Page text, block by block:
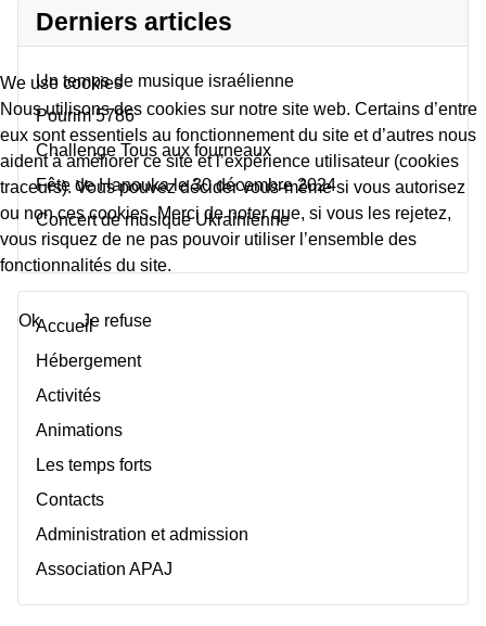
Accueil
Hébergement
Activités
Animations
Les temps forts
Contacts
Administration et admission
Association APAJ
Derniers articles
Un temps de musique israélienne
Pourim 5786
Challenge Tous aux fourneaux
Fête de Hanouka le 30 décembre 2024
Concert de musique Ukrainienne
We use cookies
Nous utilisons des cookies sur notre site web. Certains d’entre
eux sont essentiels au fonctionnement du site et d’autres nous
aident à améliorer ce site et l’expérience utilisateur (cookies
traceurs). Vous pouvez décider vous-même si vous autorisez
ou non ces cookies. Merci de noter que, si vous les rejetez,
vous risquez de ne pas pouvoir utiliser l’ensemble des
fonctionnalités du site.
Ok Je refuse